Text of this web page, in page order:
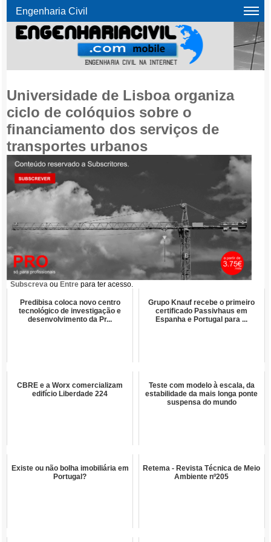
Engenharia Civil
Universidade de Lisboa organiza
ciclo de colóquios sobre o
financiamento dos serviços de
transportes urbanos
Subscreva ou Entre para ter acesso.
Predibisa coloca novo centro
tecnológico de investigação e
desenvolvimento da Pr...
Grupo Knauf recebe o primeiro
certificado Passivhaus em
Espanha e Portugal para ...
CBRE e a Worx comercializam
edifício Liberdade 224
Teste com modelo à escala, da
estabilidade da mais longa ponte
suspensa do mundo
Existe ou não bolha imobiliária em
Portugal?
Retema - Revista Técnica de Meio
Ambiente nº205